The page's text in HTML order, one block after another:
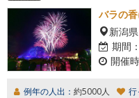
バラの
新潟
期間：
開催
例年の人出： 約5000人 行